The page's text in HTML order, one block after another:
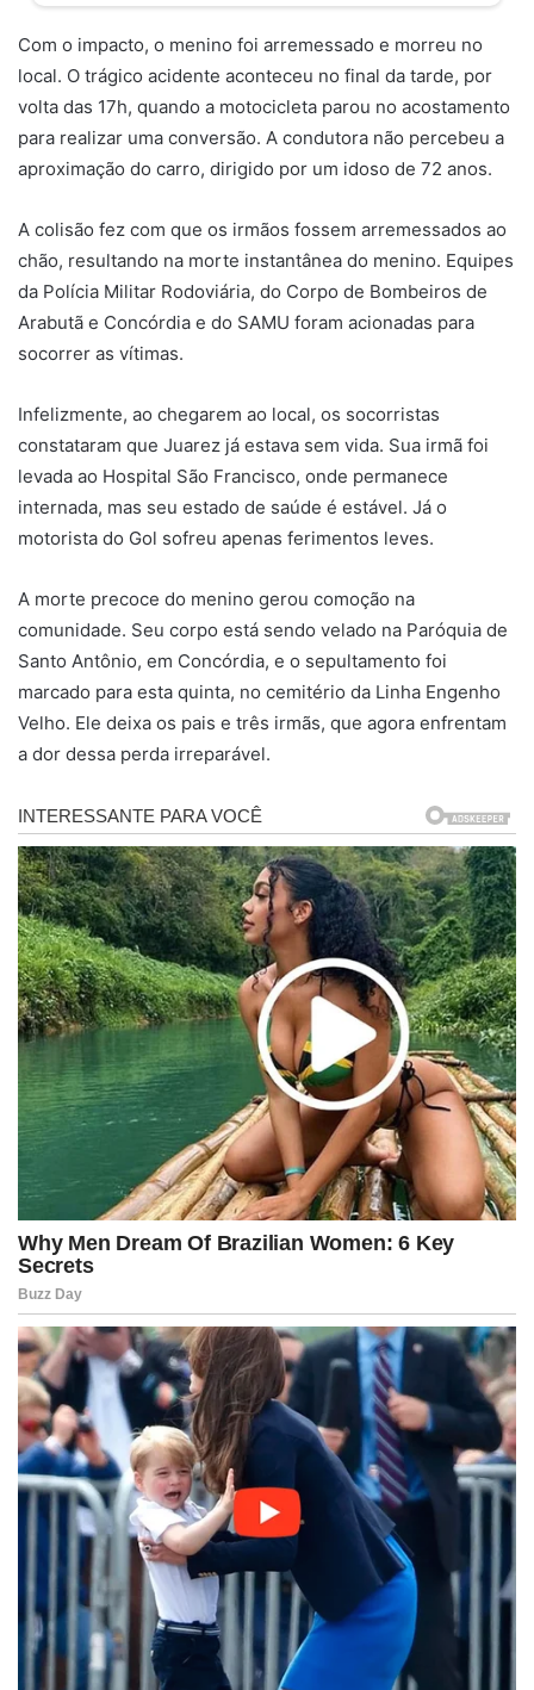
Com o impacto, o menino foi arremessado e morreu no
local. O trágico acidente aconteceu no final da tarde, por
volta das 17h, quando a motocicleta parou no acostamento
para realizar uma conversão. A condutora não percebeu a
aproximação do carro, dirigido por um idoso de 72 anos.
A colisão fez com que os irmãos fossem arremessados ao
chão, resultando na morte instantânea do menino. Equipes
da Polícia Militar Rodoviária, do Corpo de Bombeiros de
Arabutã e Concórdia e do SAMU foram acionadas para
socorrer as vítimas.
Infelizmente, ao chegarem ao local, os socorristas
constataram que Juarez já estava sem vida. Sua irmã foi
levada ao Hospital São Francisco, onde permanece
internada, mas seu estado de saúde é estável. Já o
motorista do Gol sofreu apenas ferimentos leves.
A morte precoce do menino gerou comoção na
comunidade. Seu corpo está sendo velado na Paróquia de
Santo Antônio, em Concórdia, e o sepultamento foi
marcado para esta quinta, no cemitério da Linha Engenho
Velho. Ele deixa os pais e três irmãs, que agora enfrentam
a dor dessa perda irreparável.